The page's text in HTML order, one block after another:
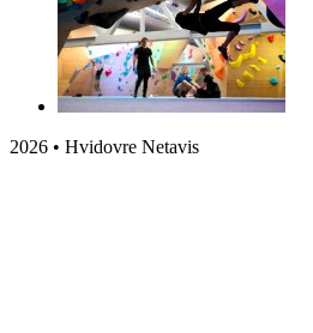
2026 • Hvidovre Netavis